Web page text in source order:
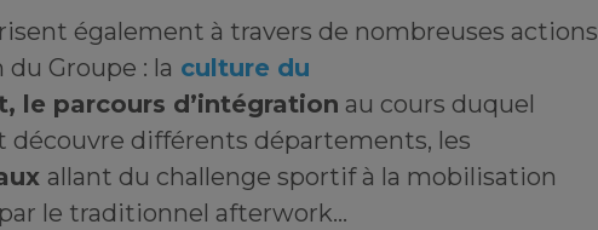
également à travers de nombreuses actions
Groupe : la culture du
le parcours d’intégration au cours duquel
découvre différents départements, les
allant du challenge sportif à la mobilisation
le traditionnel afterwork…